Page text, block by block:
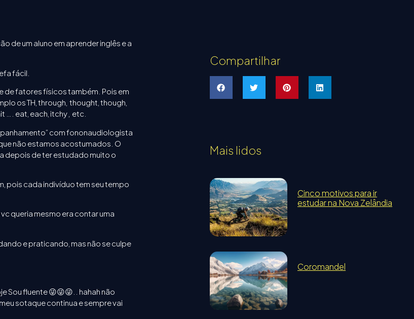
de um aluno em aprender inglês e a
fácil.
de fatores físicos também. Pois em
os TH, through, thought, though,
…. eat, each, itchy , etc.
com fononaudiologista
não estamos acostumados. O
depois de ter estudado muito o
pois cada indivíduo tem seu tempo
queria mesmo era contar uma
e praticando, mas não se culpe
Sou fluente 😜😜😜.. hahah não
sotaque continua e sempre vai
Compartilhar
Mais lidos
Cinco motivos para ir
estudar na Nova Zelândia
Coromandel